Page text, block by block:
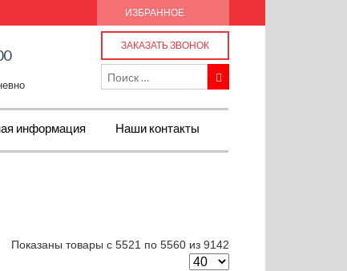
ИЗБРАННОЕ
ЗАКАЗАТЬ ЗВОНОК
информация Наши контакты
Показаны товары с 5521 по 5560 из 9142